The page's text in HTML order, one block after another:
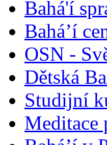
Bahá'í
Bahá’í
OSN -
Dětská
Studijní
Meditace